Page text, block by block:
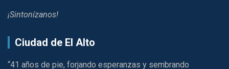
¡Sintonízanos!
Ciudad de El Alto
“41 años de pie, forjando esperanzas y sembrando